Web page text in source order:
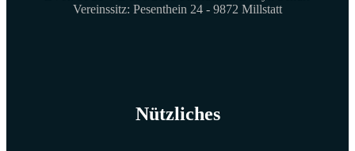
Vereinssitz: Pesenthein 24 - 9872 Millstatt
Nützliches